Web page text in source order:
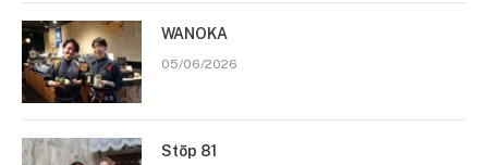
WANOKA
05/06/2026
Stōp 81